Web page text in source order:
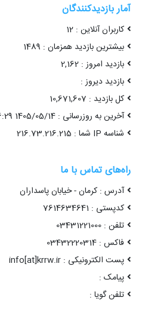
آمار بازدیدکنندگان
کاربران آنلاین : 12
بیشترین بازدید همزمان : 1489
بازدید امروز : 2,162
بازدید دیروز :
کل بازدید : 10,671,607
آخرین به روزرسانی : 1405/05/14 09:56:29
شناسه IP شما : 216.73.216.215
راه‌های تماس با ما
آدرس : کرمان - خیابان پاسداران
کدپستی : 7614634641
تلفن : 03431221000
فاکس : 03432220314
پست الکترونیکی : info[at]krrw.ir
پیامک :
تلفن گویا :